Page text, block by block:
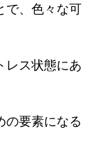
で、色々な可
レス状態にあ
の要素になる